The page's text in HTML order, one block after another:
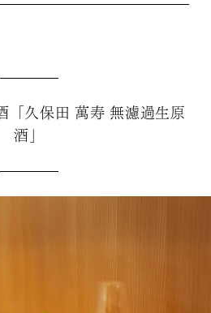
「久保田 萬寿 無濾過生原
酒」